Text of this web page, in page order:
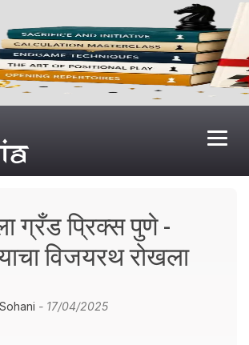
ग्रँड प्रिक्स पुणे -
विजयरथ रोखला
- 17/04/2025